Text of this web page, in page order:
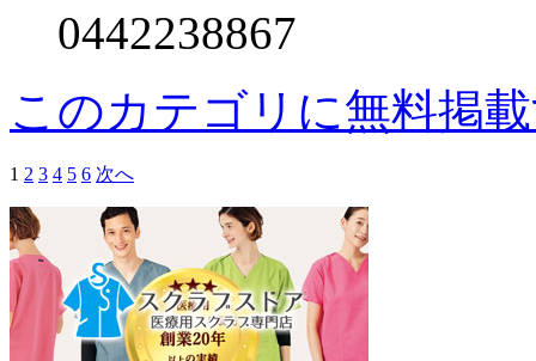
0442238867
このカテゴリに無料掲
1 2 3 4 5 6 次へ